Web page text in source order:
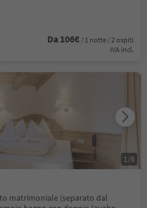
Da 106€ / 1 notte / 2 ospiti
IVA incl.
matrimoniale (separato dal
1/6